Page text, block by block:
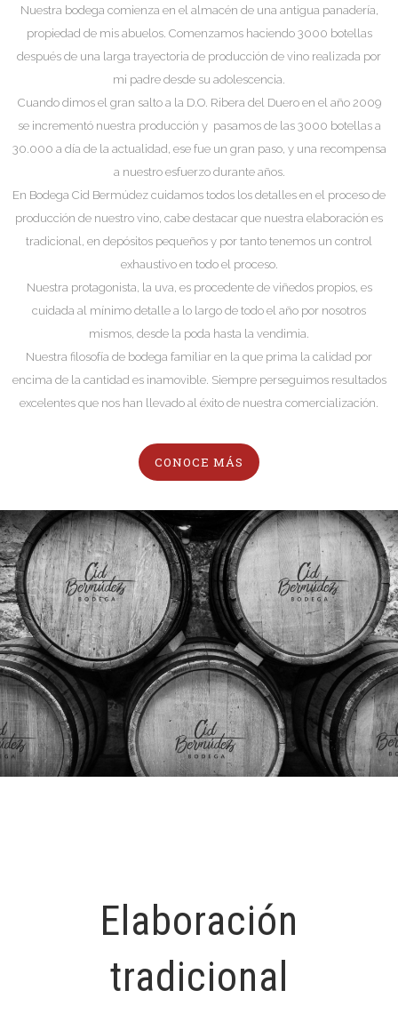
Nuestra bodega comienza en el almacén de una antigua panadería,
propiedad de mis abuelos. Comenzamos haciendo 3000 botellas
después de una larga trayectoria de producción de vino realizada por
mi padre desde su adolescencia.
Cuando dimos el gran salto a la D.O. Ribera del Duero en el año 2009
se incrementó nuestra producción y pasamos de las 3000 botellas a
30.000 a día de la actualidad, ese fue un gran paso, y una recompensa
a nuestro esfuerzo durante años.
En Bodega Cid Bermúdez cuidamos todos los detalles en el proceso de
producción de nuestro vino, cabe destacar que nuestra elaboración es
tradicional, en depósitos pequeños y por tanto tenemos un control
exhaustivo en todo el proceso.
Nuestra protagonista, la uva, es procedente de viñedos propios, es
cuidada al mínimo detalle a lo largo de todo el año por nosotros
mismos, desde la poda hasta la vendimia.
Nuestra filosofía de bodega familiar en la que prima la calidad por
encima de la cantidad es inamovible. Siempre perseguimos resultados
excelentes que nos han llevado al éxito de nuestra comercialización.
CONOCE MÁS
Elaboración
tradicional